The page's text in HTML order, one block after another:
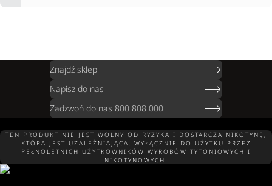
Znajdź sklep
Napisz do nas
Zadzwoń do nas 800 808 000
TEN PRODUKT NIE JEST WOLNY OD RYZYKA I DOSTARCZA NIKOTYNĘ,
KTÓRA JEST UZALEŻNIAJĄCA. WYŁĄCZNIE DO UŻYTKU PRZEZ
PEŁNOLETNICH UŻYTKOWNIKÓW WYROBÓW TYTONIOWYCH I
NIKOTYNOWYCH.